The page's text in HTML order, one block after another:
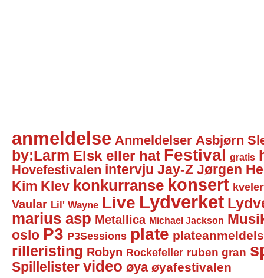
anmeldelse Anmeldelser Asbjørn
by:Larm Elsk eller hat Festival gratis
Hovefestivalen intervju Jay-Z Jørgen
Kim Klev konkurranse konsert
Vaular Lil' Wayne Live Lydverket
marius asp Metallica Michael Jackson
oslo P3 P3Sessions plate
rilleristing Robyn Rockefeller ruben gran
Spillelister video øya øyafestivalen